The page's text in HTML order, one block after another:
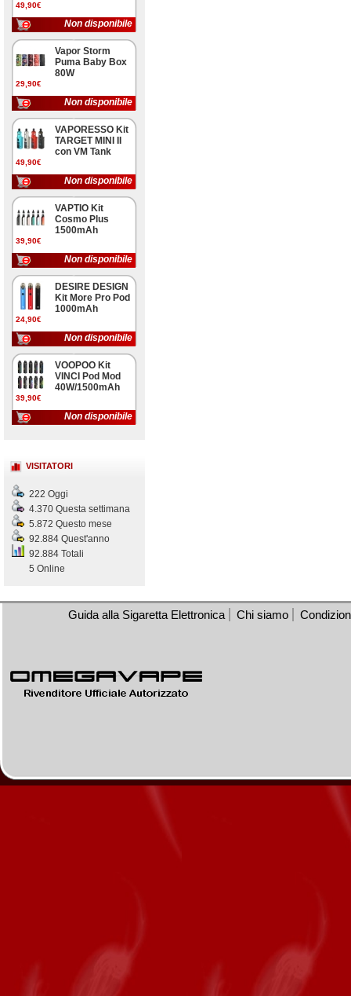
49,90€
Non disponibile
29,90€
Vapor Storm
Puma Baby Box
80W
Non disponibile
49,90€
VAPORESSO Kit
TARGET MINI II
con VM Tank
Non disponibile
39,90€
VAPTIO Kit
Cosmo Plus
1500mAh
Non disponibile
24,90€
DESIRE DESIGN
Kit More Pro Pod
1000mAh
Non disponibile
39,90€
VOOPOO Kit
VINCI Pod Mod
40W/1500mAh
Non disponibile
VISITATORI
222 Oggi
4.370 Questa settimana
5.872 Questo mese
92.884 Quest'anno
92.884 Totali
5 Online
Guida alla Sigaretta Elettronica Chi siamo